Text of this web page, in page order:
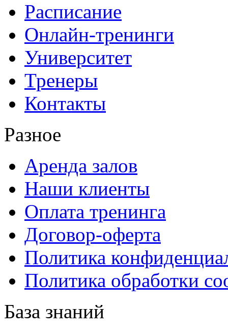
Расписание
Онлайн-тренинги
Университет
Тренеры
Контакты
Разное
Аренда залов
Наши клиенты
Оплата тренинга
Договор-оферта
Политика
Политика обработки
База знаний